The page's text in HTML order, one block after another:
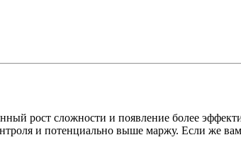
рост сложности и появление более
и потенциально выше маржу. Если же